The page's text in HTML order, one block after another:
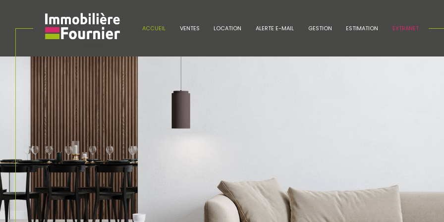
ACCUEIL VENTES LOCATION ALERTE E-MAIL GESTION ESTIMATION EXTRANET
Acheter
de l'ancien
de l'ancien
TYPE DE BIEN
voir les28annonces